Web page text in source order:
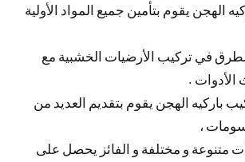
الهجن يقوم بتأمين جميع المواد الأولية
في تركيب الأرضيات الخشبية مع
.
باركيه الهجن يقوم بتقديم العديد من
،
متنوعة و مختلفة و الفائز يحصل على